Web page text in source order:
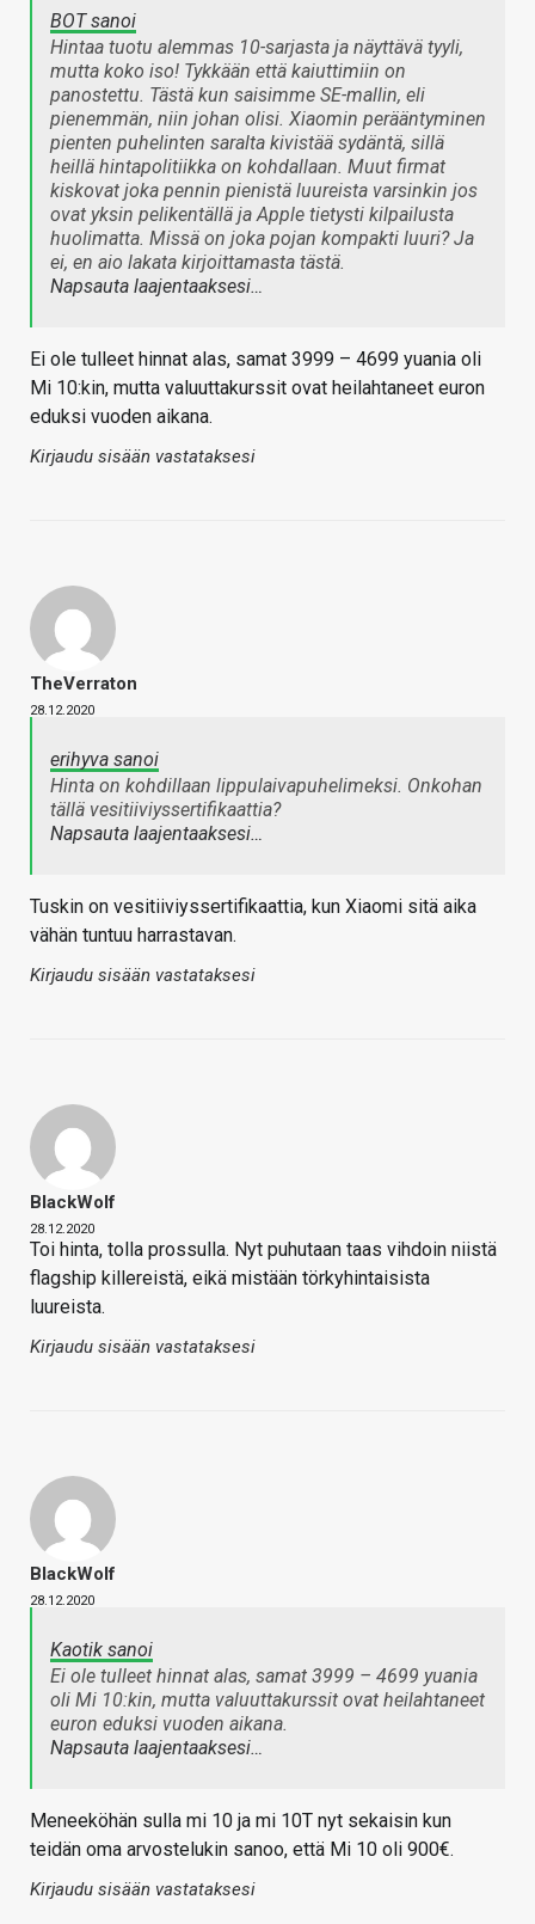
BOT sanoi
Hintaa tuotu alemmas 10-sarjasta ja näyttävä tyyli,
mutta koko iso! Tykkään että kaiuttimiin on
panostettu. Tästä kun saisimme SE-mallin, eli
pienemmän, niin johan olisi. Xiaomin perääntyminen
pienten puhelinten saralta kivistää sydäntä, sillä
heillä hintapolitiikka on kohdallaan. Muut firmat
kiskovat joka pennin pienistä luureista varsinkin jos
ovat yksin pelikentällä ja Apple tietysti kilpailusta
huolimatta. Missä on joka pojan kompakti luuri? Ja
ei, en aio lakata kirjoittamasta tästä.
Napsauta laajentaaksesi…
Ei ole tulleet hinnat alas, samat 3999 – 4699 yuania oli
Mi 10:kin, mutta valuuttakurssit ovat heilahtaneet euron
eduksi vuoden aikana.
Kirjaudu sisään vastataksesi
TheVerraton
28.12.2020
erihyva sanoi
Hinta on kohdillaan lippulaivapuhelimeksi. Onkohan
tällä vesitiiviyssertifikaattia?
Napsauta laajentaaksesi…
Tuskin on vesitiiviyssertifikaattia, kun Xiaomi sitä aika
vähän tuntuu harrastavan.
Kirjaudu sisään vastataksesi
BlackWolf
28.12.2020
Toi hinta, tolla prossulla. Nyt puhutaan taas vihdoin niistä
flagship killereistä, eikä mistään törkyhintaisista
luureista.
Kirjaudu sisään vastataksesi
BlackWolf
28.12.2020
Kaotik sanoi
Ei ole tulleet hinnat alas, samat 3999 – 4699 yuania
oli Mi 10:kin, mutta valuuttakurssit ovat heilahtaneet
euron eduksi vuoden aikana.
Napsauta laajentaaksesi…
Meneeköhän sulla mi 10 ja mi 10T nyt sekaisin kun
teidän oma arvostelukin sanoo, että Mi 10 oli 900€.
Kirjaudu sisään vastataksesi